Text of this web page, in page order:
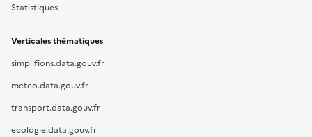
Statistiques
Verticales thématiques
simplifions.data.gouv.fr
meteo.data.gouv.fr
transport.data.gouv.fr
ecologie.data.gouv.fr